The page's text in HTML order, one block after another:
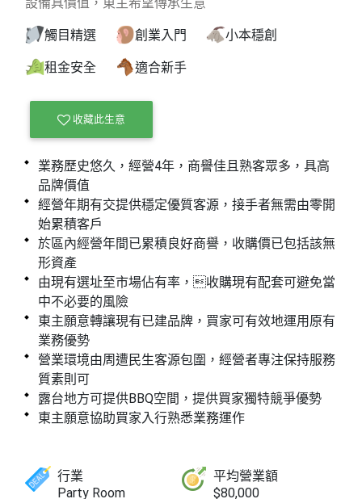
觸目精選
創業入門
小本穩創
租金安全
適合新手
收藏此生意
業務歷史悠久，經營4年，商譽佳且熟客眾多，具高
品牌價值
經營年期有交提供穩定優質客源，接手者無需由零開
始累積客戶
於區內經營年間已累積良好商譽，收購價已包括該無
形資產
由現有選址至市場佔有率，收購現有配套可避免當
中不必要的風險
東主願意轉讓現有已建品牌，買家可有效地運用原有
業務優勢
營業環境由周遭民生客源包圍，經營者專注保持服務
質素則可
露台地方可提供BBQ空間，提供買家獨特競爭優勢
東主願意協助買家入行熟悉業務運作
行業
Party Room
平均營業額
$80,000